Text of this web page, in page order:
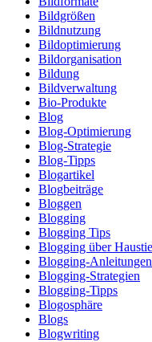
Bildgrößen
Bildnutzung
Bildoptimierung
Bildorganisation
Bildung
Bildverwaltung
Bio-Produkte
Blog
Blog-Optimierung
Blog-Strategie
Blog-Tipps
Blogartikel
Blogbeiträge
Bloggen
Blogging
Blogging Tips
Blogging über
Blogging-Anleitungen
Blogging-Strategien
Blogging-Tipps
Blogosphäre
Blogs
Blogwriting